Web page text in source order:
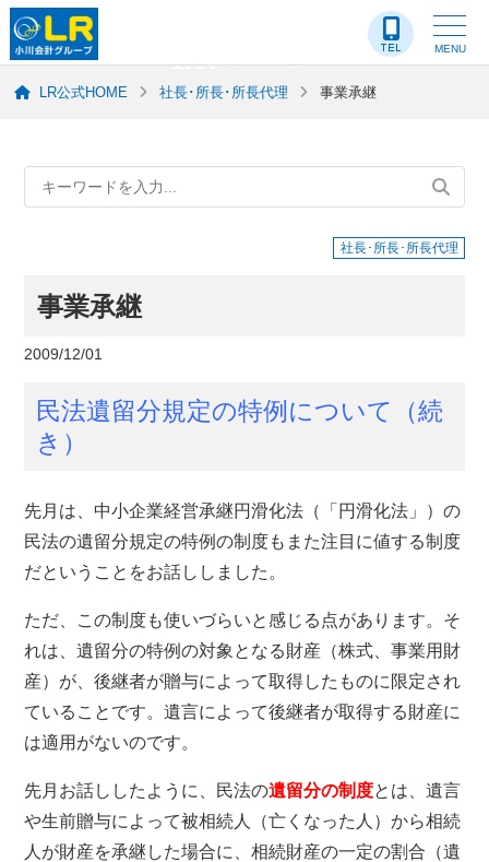
MENU
LR-ブログ
LR公式HOME 社長･所長･所長代理 事業承継
社長･所長･所長代理
事業承継
2009/12/01
民法遺留分規定の特例について（続
き）
先月は、中小企業経営承継円滑化法（「円滑化法」）の
民法の遺留分規定の特例の制度もまた注目に値する制度
だということをお話ししました。
ただ、この制度も使いづらいと感じる点があります。そ
れは、遺留分の特例の対象となる財産（株式、事業用財
産）が、後継者が贈与によって取得したものに限定され
ていることです。遺言によって後継者が取得する財産に
は適用がないのです。
先月お話ししたように、民法の遺留分の制度とは、遺言
や生前贈与によって被相続人（亡くなった人）から相続
人が財産を承継した場合に、相続財産の一定の割合（遺